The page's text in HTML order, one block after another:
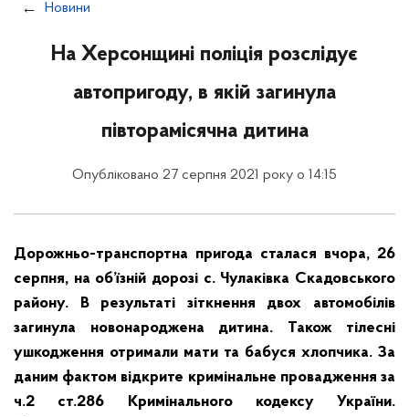
Новини
На Херсонщині поліція розслідує
автопригоду, в якій загинула
півторамісячна дитина
Опубліковано 27 серпня 2021 року о 14:15
Дорожньо-транспортна пригода сталася вчора, 26
серпня, на об’їзній дорозі с. Чулаківка Скадовського
району. В результаті зіткнення двох автомобілів
загинула новонароджена дитина. Також тілесні
ушкодження отримали мати та бабуся хлопчика. За
даним фактом відкрите кримінальне провадження за
ч.2 ст.286 Кримінального кодексу України.